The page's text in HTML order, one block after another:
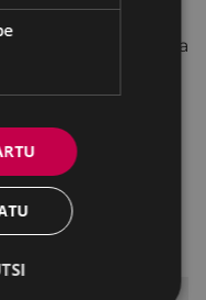
zerrenda
sailkatuaren lizentzia
nahikoa da
Kasu
zein
sailkatuan
tramitea.